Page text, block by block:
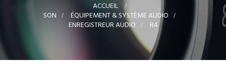
ACCUEIL >
SON > ÉQUIPEMENT & SYSTÈME AUDIO >
ENREGISTREUR AUDIO > R4